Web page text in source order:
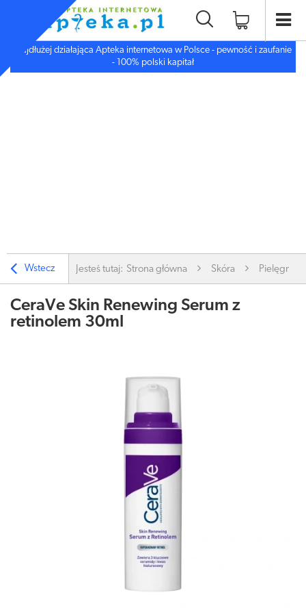
Najdłużej działająca Apteka internetowa w Polsce - pewność i zaufanie
- 100% polski kapitał
Wstecz Jesteś tutaj: Strona główna Skóra
CeraVe Skin Renewing Serum z
retinolem 30ml